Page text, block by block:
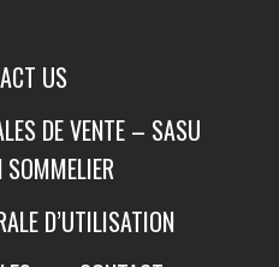
US
DE VENTE – SASU
SOMMELIER
D’UTILISATION